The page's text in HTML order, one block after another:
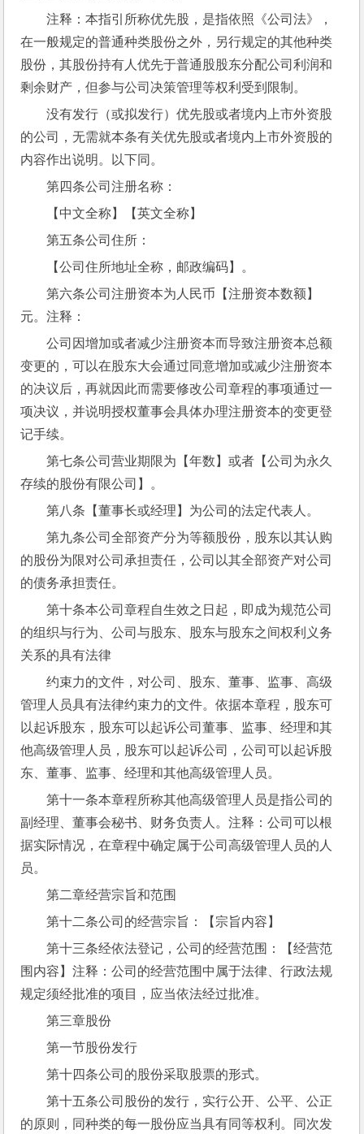
注释：本指引所称优先股，是指依照《公司法》，
在一般规定的普通种类股份之外，另行规定的其他种类
股份，其股份持有人优先于普通股股东分配公司利润和
剩余财产，但参与公司决策管理等权利受到限制。
没有发行（或拟发行）优先股或者境内上市外资股
的公司，无需就本条有关优先股或者境内上市外资股的
内容作出说明。以下同。
第四条公司注册名称：
【中文全称】【英文全称】
第五条公司住所：
【公司住所地址全称，邮政编码】。
第六条公司注册资本为人民币【注册资本数额】
元。注释：
公司因增加或者减少注册资本而导致注册资本总额
变更的，可以在股东大会通过同意增加或减少注册资本
的决议后，再就因此而需要修改公司章程的事项通过一
项决议，并说明授权董事会具体办理注册资本的变更登
记手续。
第七条公司营业期限为【年数】或者【公司为永久
存续的股份有限公司】。
第八条【董事长或经理】为公司的法定代表人。
第九条公司全部资产分为等额股份，股东以其认购
的股份为限对公司承担责任，公司以其全部资产对公司
的债务承担责任。
第十条本公司章程自生效之日起，即成为规范公司
的组织与行为、公司与股东、股东与股东之间权利义务
关系的具有法律
约束力的文件，对公司、股东、董事、监事、高级
管理人员具有法律约束力的文件。依据本章程，股东可
以起诉股东，股东可以起诉公司董事、监事、经理和其
他高级管理人员，股东可以起诉公司，公司可以起诉股
东、董事、监事、经理和其他高级管理人员。
第十一条本章程所称其他高级管理人员是指公司的
副经理、董事会秘书、财务负责人。注释：公司可以根
据实际情况，在章程中确定属于公司高级管理人员的人
员。
第二章经营宗旨和范围
第十二条公司的经营宗旨：【宗旨内容】
第十三条经依法登记，公司的经营范围：【经营范
围内容】注释：公司的经营范围中属于法律、行政法规
规定须经批准的项目，应当依法经过批准。
第三章股份
第一节股份发行
第十四条公司的股份采取股票的形式。
第十五条公司股份的发行，实行公开、公平、公正
的原则，同种类的每一股份应当具有同等权利。同次发